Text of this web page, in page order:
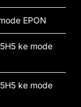
EPON
ke mode
ke mode